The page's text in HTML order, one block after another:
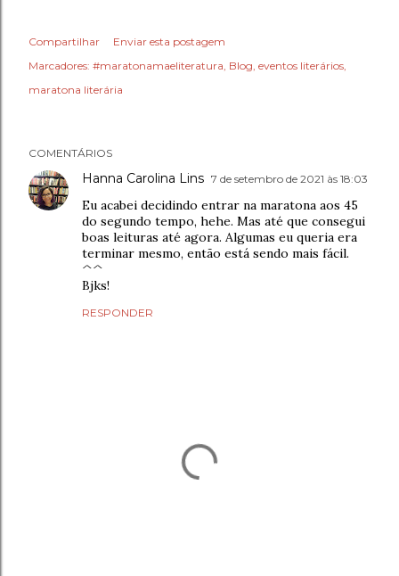
Compartilhar
Enviar esta postagem
Marcadores: #maratonamaeliteratura Blog eventos literários
maratona literária
COMENTÁRIOS
Hanna Carolina Lins 7 de setembro de 2021 às 18:03
Eu acabei decidindo entrar na maratona aos 45
do segundo tempo, hehe. Mas até que consegui
boas leituras até agora. Algumas eu queria era
terminar mesmo, então está sendo mais fácil.
^^
Bjks!
RESPONDER